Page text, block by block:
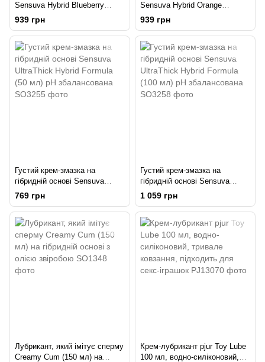
Sensuva Hybrid Blueberry
Muffin 125мл без цукру, можна
для оральних пестощів
939 грн
Sensuva Hybrid Orange
Creamsicle (125мл) без цукру,
можна для оральних пестощів
939 грн
Густий крем-змазка на
гібридній основі Sensuva
UltraThick Hybrid Formula (50
мл) рН збалансована
769 грн
Густий крем-змазка на
гібридній основі Sensuva
UltraThick Hybrid Formula (100
мл) рН збалансована
1 059 грн
Лубрикант, який імітує сперму
Creamy Cum (150 мл) на
Крем-лубрикант pjur Toy Lube
100 мл, водно-силіконовий,